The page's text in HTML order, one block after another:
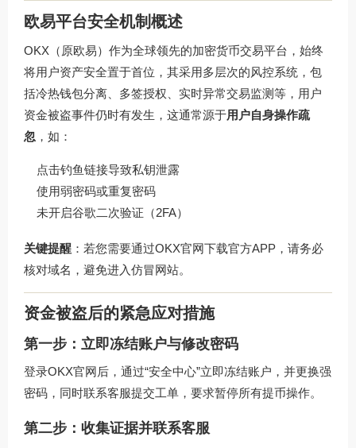
欧易平台安全机制概述
OKX（原欧易）作为全球领先的加密货币交易平台，始终
将用户资产安全置于首位，其采用多层次的风控系统，包
括冷热钱包分离、多签授权、实时异常交易监测等，用户
资金被盗事件仍时有发生，这通常源于用户自身操作疏
忽 ，如：
点击钓鱼链接导致私钥泄露
使用弱密码或重复密码
未开启谷歌二次验证（2FA）
关键提醒 ：若您需要通过OKX官网下载官方APP，请务必
核对域名，避免进入仿冒网站。
资金被盗后的紧急应对措施
第一步：立即冻结账户与修改密码
登录OKX官网后，通过“安全中心”立即冻结账户，并更换强
密码，同时联系客服提交工单，要求暂停所有提币操作。
第二步：收集证据并联系客服